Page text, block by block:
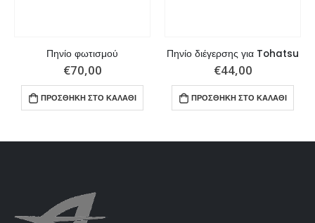
Πηνίο φωτισμού
€70,00
ΠΡΟΣΘΉΚΗ ΣΤΟ ΚΑΛΆΘΙ
Πηνίο διέγερσης για Tohatsu
€44,00
ΠΡΟΣΘΉΚΗ ΣΤΟ ΚΑΛΆΘΙ